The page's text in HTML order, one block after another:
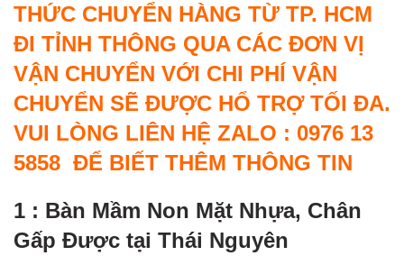
THỨC CHUYỂN HÀNG TỪ TP. HCM
ĐI TỈNH THÔNG QUA CÁC ĐƠN VỊ
VẬN CHUYỂN VỚI CHI PHÍ VẬN
CHUYỂN SẼ ĐƯỢC HỔ TRỢ TỐI ĐA.
VUI LÒNG LIÊN HỆ ZALO : 0976 13
5858 ĐỂ BIẾT THÊM THÔNG TIN
1 : Bàn Mầm Non Mặt Nhựa, Chân
Gấp Được tại Thái Nguyên